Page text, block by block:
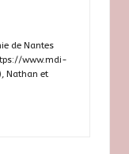
de Nantes
www.mdi-
Nathan et